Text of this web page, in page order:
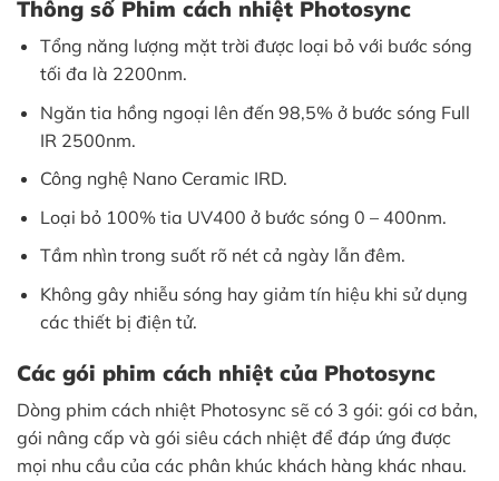
Thông số Phim cách nhiệt Photosync
Tổng năng lượng mặt trời được loại bỏ với bước sóng
tối đa là 2200nm.
Ngăn tia hồng ngoại lên đến 98,5% ở bước sóng Full
IR 2500nm.
Công nghệ Nano Ceramic IRD.
Loại bỏ 100% tia UV400 ở bước sóng 0 – 400nm.
Tầm nhìn trong suốt rõ nét cả ngày lẫn đêm.
Không gây nhiễu sóng hay giảm tín hiệu khi sử dụng
các thiết bị điện tử.
Các gói phim cách nhiệt của Photosync
Dòng phim cách nhiệt Photosync sẽ có 3 gói: gói cơ bản,
gói nâng cấp và gói siêu cách nhiệt để đáp ứng được
mọi nhu cầu của các phân khúc khách hàng khác nhau.